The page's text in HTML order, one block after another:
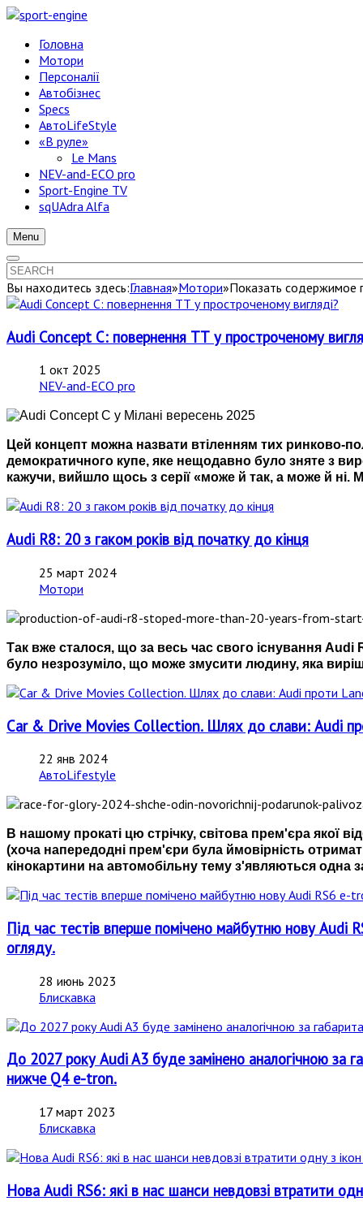
Головна
Мотори
Персоналії
Автобізнес
Specs
АвтоLifeStyle
«В руле»
Le Mans
NEV-and-ECO pro
Sport-Engine TV
sqUAdra Alfa
Menu
Вы находитесь здесь:Главная»Мотори»Показать содержимое
Audi Concept C: повернення ТТ у простроченому
1 окт 2025
NEV-and-ECO pro
Цей концепт можна назвати втіленням тих ринково-
демократичного купе, яке нещодавно було зняте з
кажучи, вийшло щось з серії «може й так, а може й ні.
Audi R8: 20 з гаком років від початку до кінця
25 март 2024
Мотори
Так вже сталося, що за весь час свого існування
було незрозуміло, що може змусити людину, яка
Car & Drive Movies Collection. Шлях до слави: Audi
22 янв 2024
АвтоLifestyle
В нашому прокаті цю стрічку, світова прем'єра якої
(хоча напередодні прем'єри була ймовірність
кінокартини на автомобільну тему з'являються одна
Під час тестів вперше помічено майбутню нову Audi
огляду.
28 июнь 2023
Блискавка
До 2027 року Audi A3 буде замінено аналогічною за
нижче Q4 e-tron.
17 март 2023
Блискавка
Нова Audi RS6: які в нас шанси невдовзі втратити